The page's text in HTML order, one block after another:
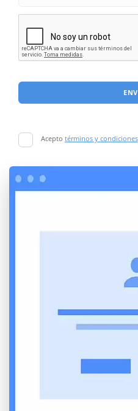
Acepto términos y condiciones